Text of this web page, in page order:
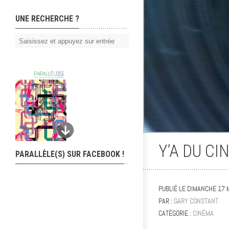
UNE RECHERCHE ?
PARALLÈLE(S) SUR FACEBOOK ! Y’A DU
PUBLIÉ LE DIMANCHE 17
PAR : GARY CONSTANT
CATÉGORIE : CINÉMA